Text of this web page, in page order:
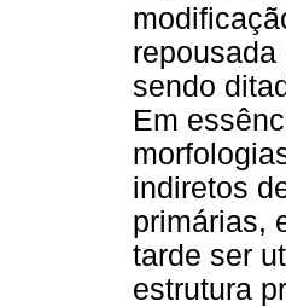
sendo
Em
indiretos
primárias,
tarde ser
estrutura